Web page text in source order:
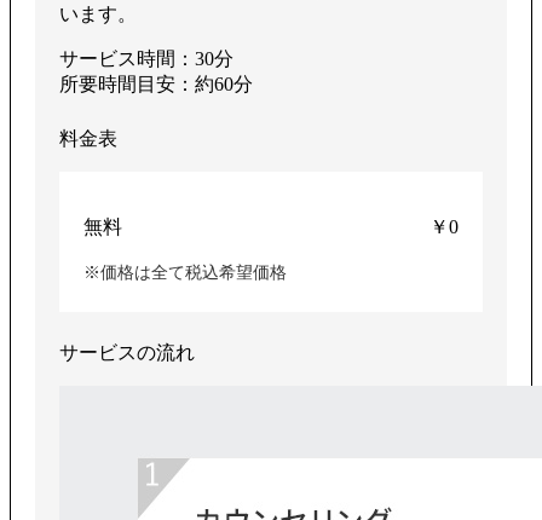
います。
サービス時間：30分
所要時間目安：約60分
料金表
無料 ￥0
※価格は全て税込希望価格
サービスの流れ